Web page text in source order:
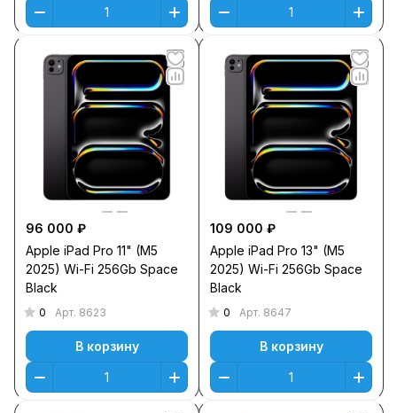
96 000 ₽
Apple iPad Pro 11" (M5
2025) Wi-Fi 256Gb Space
Black
0 Арт. 8623
В корзину
109 000 ₽
Apple iPad Pro 13" (M5
2025) Wi-Fi 256Gb Space
Black
0 Арт. 8647
В корзину